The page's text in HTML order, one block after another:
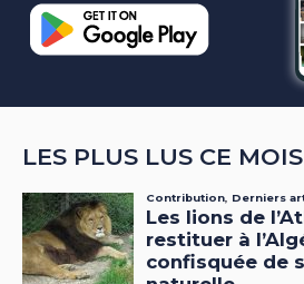
LES PLUS LUS CE MOIS